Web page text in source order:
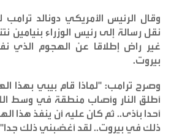
وقال الرئيس الأمريكي دونالد ترامب
نقل رسالة إلى رئيس الوزراء بنيامين
غير راض إطلاقا عن الهجوم الذي
بيروت.
وصرح ترامب: "لماذا قام بيبي بهذا
أطلق النار وأصاب منطقة في وسط
أحدا بأذى.. ثم كان عليه أن ينفذ هذا
ذلك في بيروت.. لقد أغضبني ذلك جدا